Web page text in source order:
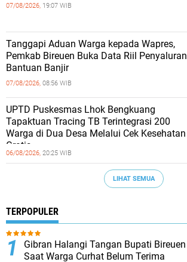
07/08/2026, 19:07 WIB
Tanggapi Aduan Warga kepada Wapres,
Pemkab Bireuen Buka Data Riil Penyaluran
Bantuan Banjir
07/08/2026, 08:56 WIB
UPTD Puskesmas Lhok Bengkuang
Tapaktuan ‎Tracing TB Terintegrasi 200
Warga di Dua Desa Melalui Cek Kesehatan
Gratis
06/08/2026, 20:25 WIB
LIHAT SEMUA
TERPOPULER
Gibran Halangi Tangan Bupati Bireuen
Saat Warga Curhat Belum Terima